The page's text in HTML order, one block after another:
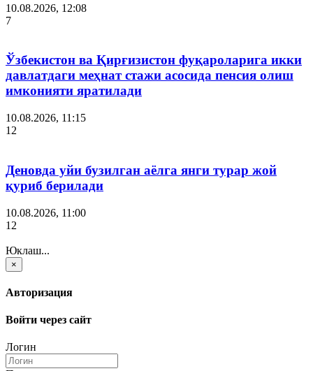
10.08.2026, 12:08
7
Ўзбекистон ва Қирғизистон фуқароларига икки
давлатдаги меҳнат стажи асосида пенсия олиш
имконияти яратилади
10.08.2026, 11:15
12
Деновда уйи бузилган аёлга янги турар жой
қуриб берилади
10.08.2026, 11:00
12
Юклаш...
×
Авторизация
Войти через сайт
Логин